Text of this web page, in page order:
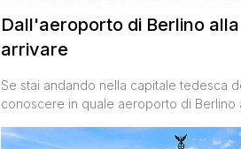
Dall'aeroporto di Berlino
arrivare
Se stai andando nella capitale tedesca
conoscere in quale aeroporto di Berlino
centro città o qualsiasi altro punto di tuo